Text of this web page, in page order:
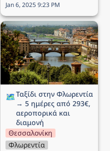
Jan 6, 2025 9:23 PM
Ταξίδι στην Φλωρεντία →
5 ημέρες από 293€,
αεροπορικά και διαμονή
🗺️Ταξίδι στην Φλωρεντία
→ 5 ημέρες από 293€,
αεροπορικά και
διαμονή
Θεσσαλονίκη
Φλωρεντία